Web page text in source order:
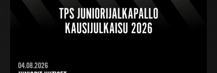
04.08.2026